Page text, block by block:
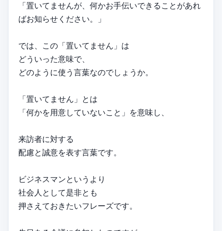
「置いてませんが、何かお手伝いできることがあれ
ばお知らせください。」
では、この「置いてません」は
どういった意味で、
どのように使う言葉なのでしょうか。
「置いてません」とは
「何かを用意していないこと」を意味し、
来訪者に対する
配慮と誠意を表す言葉です。
ビジネスマンというより
社会人として是非とも
押さえておきたいフレーズです。